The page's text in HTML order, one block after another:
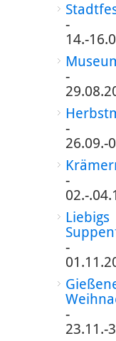
-
14.-
-
-
26.09.-
-
02.-
Liebigs
-
-
23.11.-